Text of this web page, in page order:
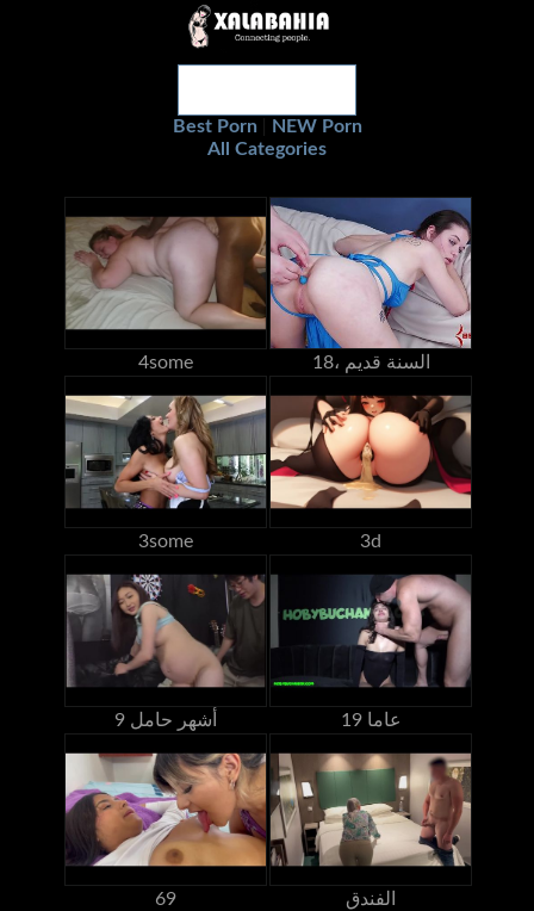
Best Porn
NEW Porn
All Categories
4some 18، السنة قديم
3some 3d
9 أشهر حامل 19 عاما
69 الفندق